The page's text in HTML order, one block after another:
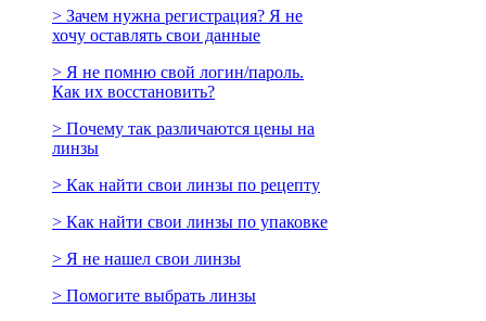
> Зачем нужна регистрация? Я не
хочу оставлять свои данные
> Я не помню свой логин/пароль.
Как их восстановить?
> Почему так различаются цены на
линзы
> Как найти свои линзы по рецепту
> Как найти свои линзы по упаковке
> Я не нашел свои линзы
> Помогите выбрать линзы